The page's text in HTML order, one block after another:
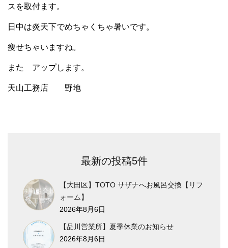
スを取付ます。
日中は炎天下でめちゃくちゃ暑いです。
痩せちゃいますね。
また アップします。
天山工務店 野地
最新の投稿5件
【大田区】TOTO サザナへお風呂交換【リフ
ォーム】
2026年8月6日
【品川営業所】夏季休業のお知らせ
2026年8月6日